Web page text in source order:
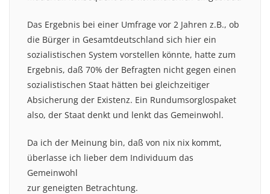
Das Ergebnis bei einer Umfrage vor 2 Jahren z.B., ob
die Bürger in Gesamtdeutschland sich hier ein
sozialistischen System vorstellen könnte, hatte zum
Ergebnis, daß 70% der Befragten nicht gegen einen
sozialistischen Staat hätten bei gleichzeitiger
Absicherung der Existenz. Ein Rundumsorglospaket
also, der Staat denkt und lenkt das Gemeinwohl.
Da ich der Meinung bin, daß von nix nix kommt,
überlasse ich lieber dem Individuum das
Gemeinwohl
zur geneigten Betrachtung.